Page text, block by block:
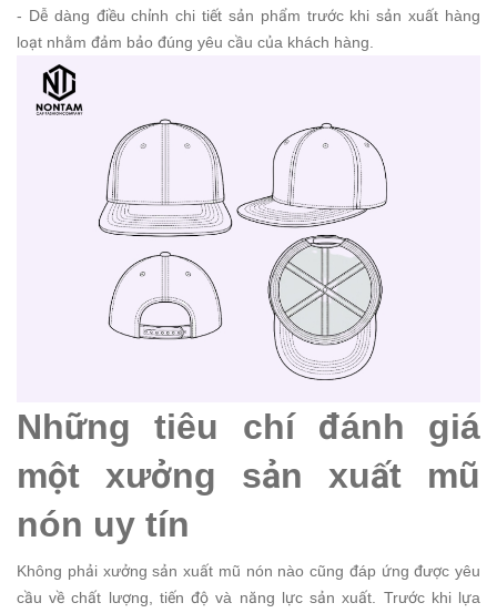
- Dễ dàng điều chỉnh chi tiết sản phẩm trước khi sản xuất hàng
loạt nhằm đảm bảo đúng yêu cầu của khách hàng.
Những tiêu chí đánh giá
một xưởng sản xuất mũ
nón uy tín
Không phải xưởng sản xuất mũ nón nào cũng đáp ứng được yêu
cầu về chất lượng, tiến độ và năng lực sản xuất. Trước khi lựa